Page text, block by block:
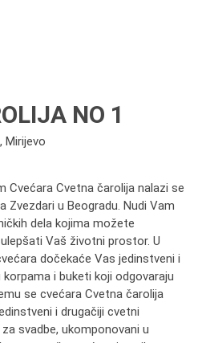
NO 1
Mirijevo
Cvećara Cvetna čarolija nalazi se
Zvezdari u Beogradu. Nudi Vam
dela kojima možete
Vaš životni prostor. U
dočekaće Vas jedinstveni i
i buketi koji odgovaraju
se cvećara Cvetna čarolija
i drugačiji cvetni
svadbe, ukomponovani u